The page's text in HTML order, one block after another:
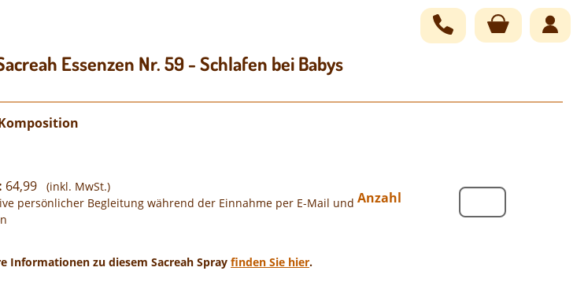
Navigation
Essenzen Nr. 59 - Schlafen bei Babys
64,99
(inkl. MwSt.)
persönlicher Begleitung während der Einnahme per E-Mail und Anzahl
Informationen zu diesem Sacreah Spray finden Sie hier.